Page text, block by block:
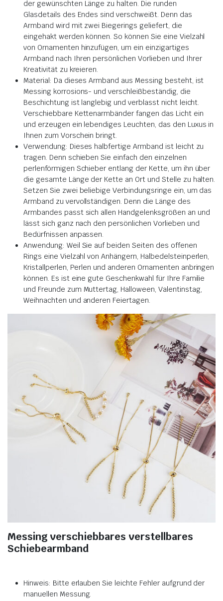
der gewünschten Länge zu halten. Die runden
Glasdetails des Endes sind verschweißt. Denn das
Armband wird mit zwei Biegerings geliefert, die
eingehakt werden können. So können Sie eine Vielzahl
von Ornamenten hinzufügen, um ein einzigartiges
Armband nach Ihren persönlichen Vorlieben und Ihrer
Kreativität zu kreieren.
Material: Da dieses Armband aus Messing besteht, ist
Messing korrosions- und verschleißbeständig, die
Beschichtung ist langlebig und verblasst nicht leicht.
Verschiebbare Kettenarmbänder fangen das Licht ein
und erzeugen ein lebendiges Leuchten, das den Luxus in
Ihnen zum Vorschein bringt.
Verwendung: Dieses halbfertige Armband ist leicht zu
tragen. Denn schieben Sie einfach den einzelnen
perlenförmigen Schieber entlang der Kette, um ihn über
die gesamte Länge der Kette an Ort und Stelle zu halten.
Setzen Sie zwei beliebige Verbindungsringe ein, um das
Armband zu vervollständigen. Denn die Länge des
Armbandes passt sich allen Handgelenksgrößen an und
lässt sich ganz nach den persönlichen Vorlieben und
Bedürfnissen anpassen.
Anwendung: Weil Sie auf beiden Seiten des offenen
Rings eine Vielzahl von Anhängern, Halbedelsteinperlen,
Kristallperlen, Perlen und anderen Ornamenten anbringen
können. Es ist eine gute Geschenkwahl für Ihre Familie
und Freunde zum Muttertag, Halloween, Valentinstag,
Weihnachten und anderen Feiertagen.
Messing verschiebbares verstellbares
Schiebearmband
Hinweis: Bitte erlauben Sie leichte Fehler aufgrund der
manuellen Messung.